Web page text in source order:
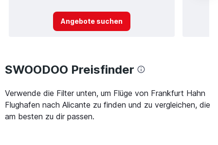
Angebote suchen
SWOODOO Preisfinder
Verwende die Filter unten, um Flüge von Frankfurt Hahn
Flughafen nach Alicante zu finden und zu vergleichen, die
am besten zu dir passen.